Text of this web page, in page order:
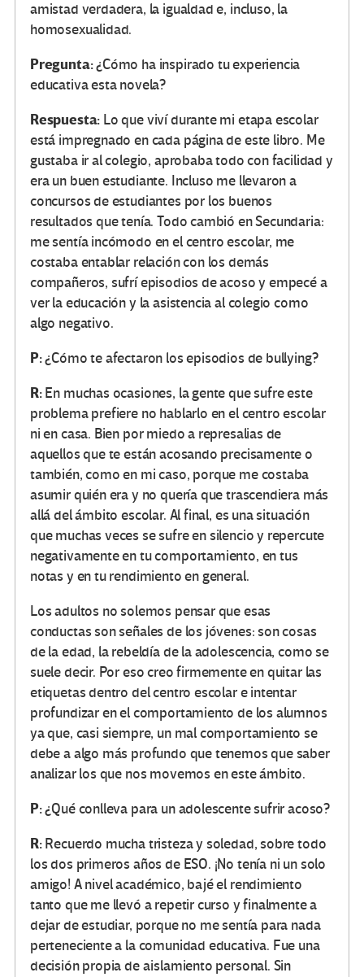
amistad verdadera, la igualdad e, incluso, la
homosexualidad.
Pregunta:¿Cómo ha inspirado tu experiencia
educativa esta novela?
Respuesta: Lo que viví durante mi etapa escolar
está impregnado en cada página de este libro. Me
gustaba ir al colegio, aprobaba todo con facilidad y
era un buen estudiante. Incluso me llevaron a
concursos de estudiantes por los buenos
resultados que tenía. Todo cambió en Secundaria:
me sentía incómodo en el centro escolar, me
costaba entablar relación con los demás
compañeros, sufrí episodios de acoso y empecé a
ver la educación y la asistencia al colegio como
algo negativo.
P:¿Cómo te afectaron los episodios de bullying?
R:En muchas ocasiones, la gente que sufre este
problema prefiere no hablarlo en el centro escolar
ni en casa. Bien por miedo a represalias de
aquellos que te están acosando precisamente o
también, como en mi caso, porque me costaba
asumir quién era y no quería que trascendiera más
allá del ámbito escolar. Al final, es una situación
que muchas veces se sufre en silencio y repercute
negativamente en tu comportamiento, en tus
notas y en tu rendimiento en general.
Los adultos no solemos pensar que esas
conductas son señales de los jóvenes: son cosas
de la edad, la rebeldía de la adolescencia, como se
suele decir. Por eso creo firmemente en quitar las
etiquetas dentro del centro escolar e intentar
profundizar en el comportamiento de los alumnos
ya que, casi siempre, un mal comportamiento se
debe a algo más profundo que tenemos que saber
analizar los que nos movemos en este ámbito.
P:¿Qué conlleva para un adolescente sufrir acoso?
R:Recuerdo mucha tristeza y soledad, sobre todo
los dos primeros años de ESO. ¡No tenía ni un solo
amigo! A nivel académico, bajé el rendimiento
tanto que me llevó a repetir curso y finalmente a
dejar de estudiar, porque no me sentía para nada
perteneciente a la comunidad educativa. Fue una
decisión propia de aislamiento personal. Sin